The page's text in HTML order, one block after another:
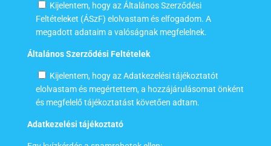
Kijelentem, hogy az Általános Szerződési
Feltételeket (ÁSzF) elolvastam és elfogadom. A
megadott adataim a valóságnak megfelelnek.
Általános Szerződési Feltételek
Kijelentem, hogy az Adatkezelési tájékoztatót
elolvastam és megértettem, a hozzájárulásomat önként
és megfelelő tájékoztatást követően adtam.
Adatkezelési tájékoztató